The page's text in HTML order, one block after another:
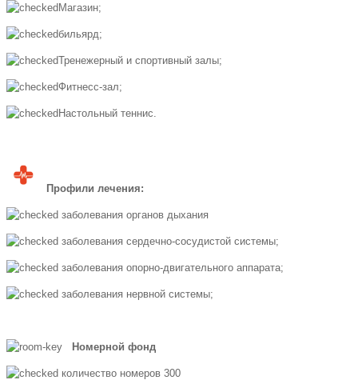
Магазин;
бильярд;
Тренежерный и спортивный залы;
Фитнесс-зал;
Настольный теннис.
Профили лечения:
заболевания органов дыхания
заболевания сердечно-сосудистой системы;
заболевания опорно-двигательного аппарата;
заболевания нервной системы;
Номерной фонд
количество номеров 300